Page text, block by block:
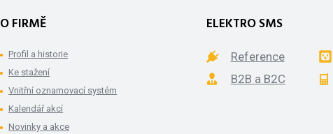
O FIRMĚ
Profil a historie
Ke stažení
Vnitřní oznamovací systém
Kalendář akcí
Novinky a akce
ELEKTRO SMS
Reference
B2B a B2C